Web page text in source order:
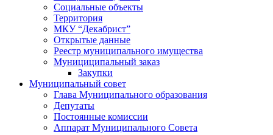
Социальные объекты
Территория
МКУ “Декабрист”
Открытые данные
Реестр муниципального имущества
Мунициципальный заказ
Закупки
Муниципальный совет
Глава Муниципального образования
Депутаты
Постоянные комиссии
Аппарат Муниципального Совета